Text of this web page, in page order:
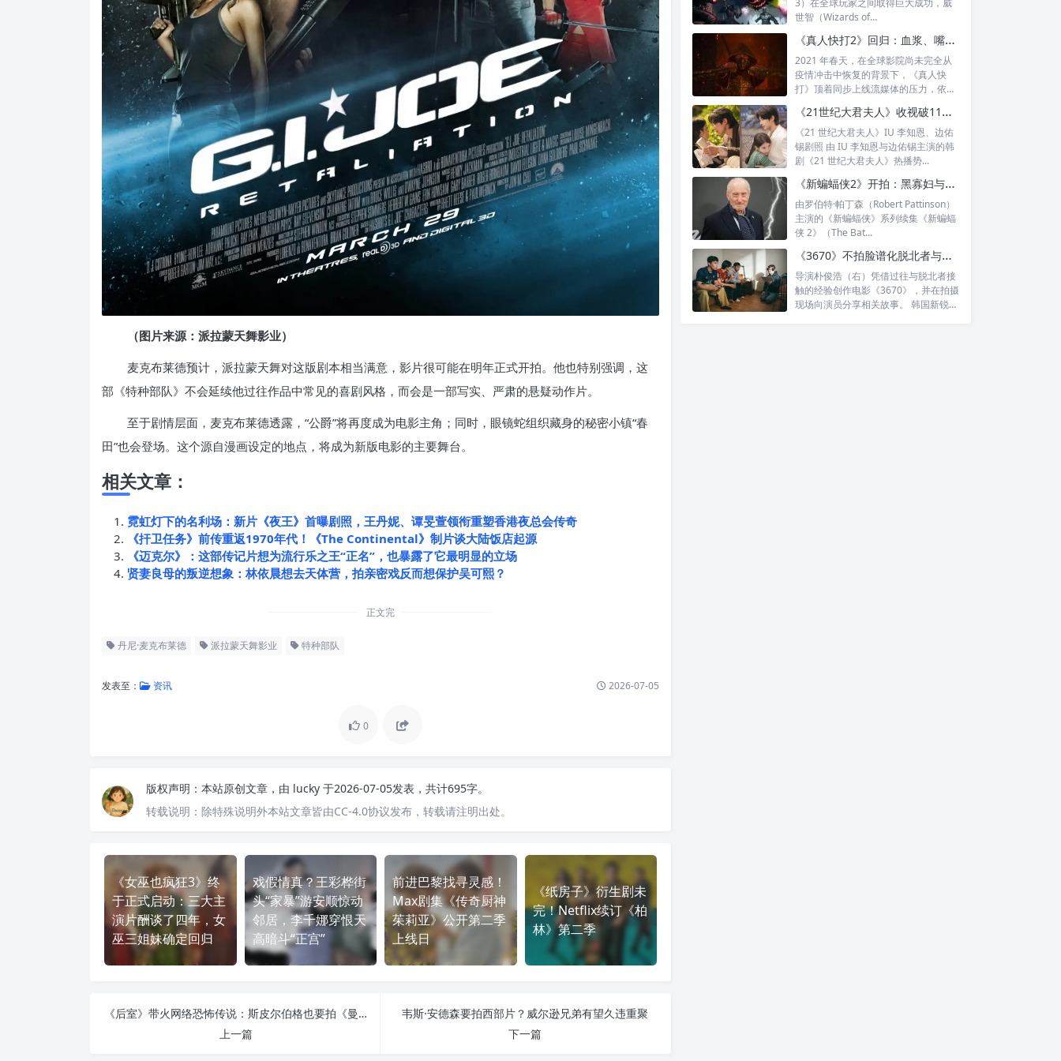
（图片来源：派拉蒙天舞影业）
麦克布莱德预计，派拉蒙天舞对这版剧本相当满意，影片很可能在明年正式开拍。他也特别强调，这
部《特种部队》不会延续他过往作品中常见的喜剧风格，而会是一部写实、严肃的悬疑动作片。
至于剧情层面，麦克布莱德透露，“公爵”将再度成为电影主角；同时，眼镜蛇组织藏身的秘密小镇“春
田”也会登场。这个源自漫画设定的地点，将成为新版电影的主要舞台。
相关文章：
霓虹灯下的名利场：新片《夜王》首曝剧照，王丹妮、谭旻萱领衔重塑香港夜总会传奇
《扞卫任务》前传重返1970年代！《The Continental》制片谈大陆饭店起源
《迈克尔》：这部传记片想为流行乐之王“正名”，也暴露了它最明显的立场
贤妻良母的叛逆想象：林依晨想去天体营，拍亲密戏反而想保护吴可熙？
正文完
丹尼·麦克布莱德 派拉蒙天舞影业 特种部队
发表至： 资讯 2026-07-05
0
版权声明： 本站原创文章，由 lucky 于2026-07-05发表，共计695字。
转载说明： 除特殊说明外本站文章皆由CC-4.0协议发布，转载请注明出处。
《女巫也疯狂3》终
于正式启动：三大主
演片酬谈了四年，女
巫三姐妹确定回归
戏假情真？王彩桦街
头“家暴”游安顺惊动
邻居，李千娜穿恨天
高暗斗“正宫”
前进巴黎找寻灵感！
Max剧集《传奇厨神
茱莉亚》公开第二季
上线日
《纸房子》衍生剧未
完！Netflix续订《柏
林》第二季
《后室》带火网络恐怖传说：斯皮尔伯格也要拍《曼德拉目录》电影版
上一篇
韦斯·安德森要拍西部片？威尔逊兄弟有望久违重聚
下一篇
3）在全球玩家之间取得巨大成功，威
世智（Wizards of...
《真人快打2》回归：血浆、嘴炮和第四面墙齐飞，这场生死对决还能打多久？
2021 年春天，在全球影院尚未完全从
疫情冲击中恢复的背景下，《真人快
打》顶着同步上线流媒体的压力，依然
《21世纪大君夫人》收视破11%：IU、边佑锡上演“隔墙吻”，理安大君护妻名场面引爆心动
《21 世纪大君夫人》IU 李知恩、边佑
锡剧照 由 IU 李知恩与边佑锡主演的韩
剧《21 世纪大君夫人》热播势...
《新蝙蝠侠2》开拍：黑寡妇与冬日战士转进哥谭，哈维·丹特夫妇要登场？
由罗伯特·帕丁森（Robert Pattinson）
主演的《新蝙蝠侠》系列续集《新蝙蝠
侠 2》（The Bat...
《3670》不拍脸谱化脱北者与同志：朴俊浩想记录被误读的人生日常
导演朴俊浩（右）凭借过往与脱北者接
触的经验创作电影《3670》，并在拍摄
现场向演员分享相关故事。 韩国新锐导